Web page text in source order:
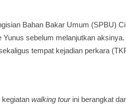
Bahan Bakar Umum (SPBU)
sebelum melanjutkan
tempat kejadian perkara
kegiatan walking tourini berangkat